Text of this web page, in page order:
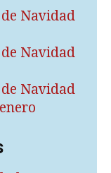
Navidad
Navidad
Navidad